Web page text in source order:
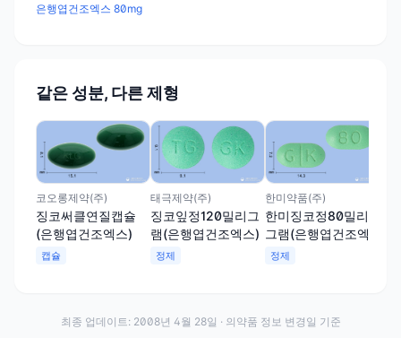
은행엽건조엑스 80mg
같은 성분, 다른 제형
코오롱제약(주)
징코써클연질캡슐
(은행엽건조엑스)
캡슐
태극제약(주)
징코잎정120밀리그
램(은행엽건조엑스)
정제
한미약품(주)
한미징코정80밀리
그램(은행엽건조엑
스)
정제
최종 업데이트: 2008년 4월 28일 · 의약품 정보 변경일 기준